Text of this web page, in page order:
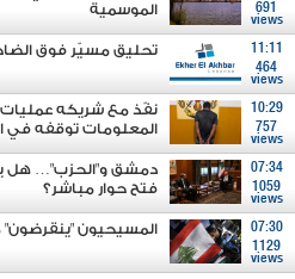
691
views
الموسمية
11:11
464
views
تحليق مسيّر فوق
10:29
757
views
نفّذ مع شريكه
المعلومات توقفه في
07:34
1059
views
دمشق و"الحزب"… هل
فتح حوار مباشر؟
07:30
1129
views
المسيحيون "ينقرضون"